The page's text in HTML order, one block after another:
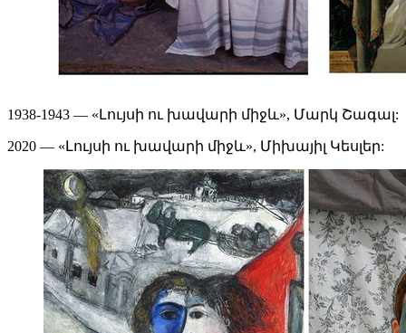
1938-1943 — «Լույսի ու խավարի միջև», Մարկ Շագալ:
2020 — «Լույսի ու խավարի միջև», Միխայիլ Կեսլեր: